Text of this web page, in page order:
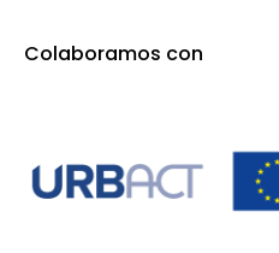
Colaboramos con